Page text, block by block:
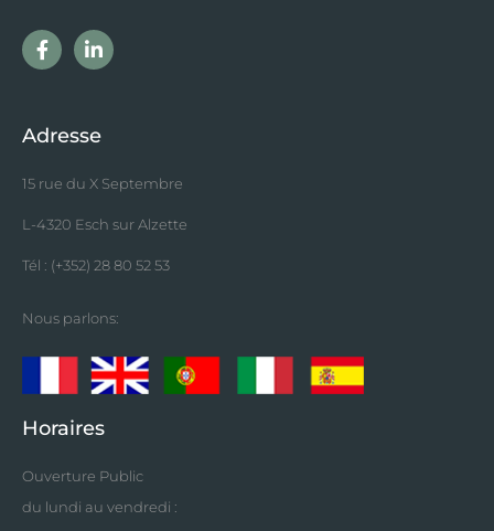
Adresse
15 rue du X Septembre
L-4320 Esch sur Alzette
Tél : (+352) 28 80 52 53
Nous parlons:
Horaires
Ouverture Public
du lundi au vendredi :